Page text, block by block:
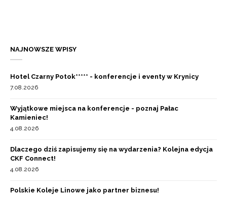
NAJNOWSZE WPISY
Hotel Czarny Potok***** - konferencje i eventy w Krynicy
7.08.2026
Wyjątkowe miejsca na konferencje - poznaj Pałac
Kamieniec!
4.08.2026
Dlaczego dziś zapisujemy się na wydarzenia? Kolejna edycja
CKF Connect!
4.08.2026
Polskie Koleje Linowe jako partner biznesu!